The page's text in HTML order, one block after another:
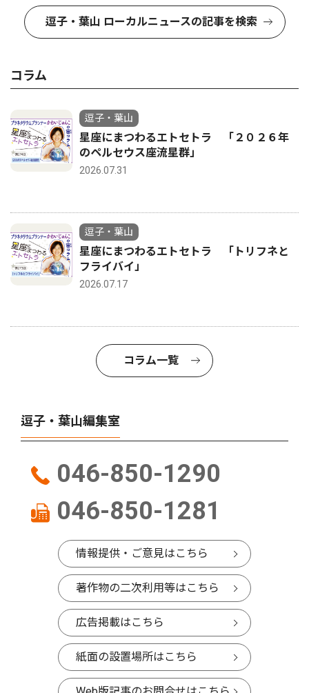
逗子・葉山 ローカルニュースの記事を検索
コラム
逗子・葉山
星座にまつわるエトセトラ 「２０２６年
のペルセウス座流星群」
2026.07.31
逗子・葉山
星座にまつわるエトセトラ 「トリフネと
フライバイ」
2026.07.17
コラム一覧
逗子・葉山編集室
046-850-1290
046-850-1281
情報提供・ご意見はこちら
著作物の二次利用等はこちら
広告掲載はこちら
紙面の設置場所はこちら